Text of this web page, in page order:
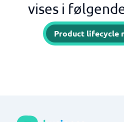
vises i
Product lifecycle